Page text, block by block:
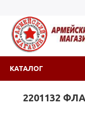
КАТАЛОГ
2201132